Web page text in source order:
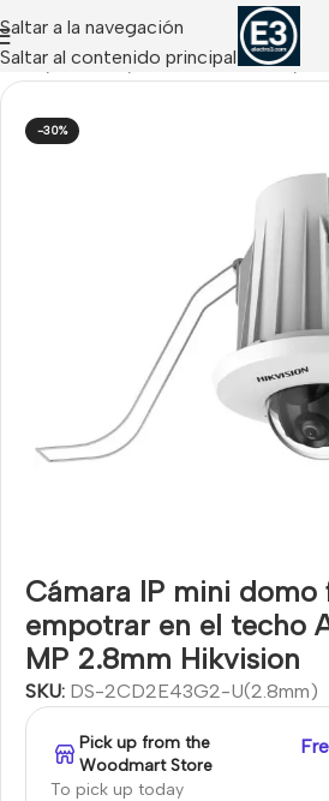
Saltar a la navegación
Saltar al contenido principal
Inicio CCTV IP/Cámaras IP Domo /
-30%
Cámara IP mini domo
empotrar en el techo
MP 2.8mm Hikvision
SKU: DS-2CD2E43G2-U(2.8mm)
Pick up from the
Woodmart Store
To pick up today